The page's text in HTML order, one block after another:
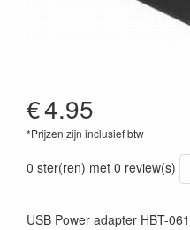
€4.95
*Prijzen zijn inclusief btw
0 ster(ren) met 0 review(s)
USB Power adapter HBT-061